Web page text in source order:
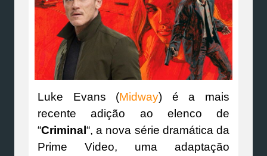
Luke Evans (Midway) é a mais
recente adição ao elenco de
“Criminal“, a nova série dramática da
Prime Video, uma adaptação